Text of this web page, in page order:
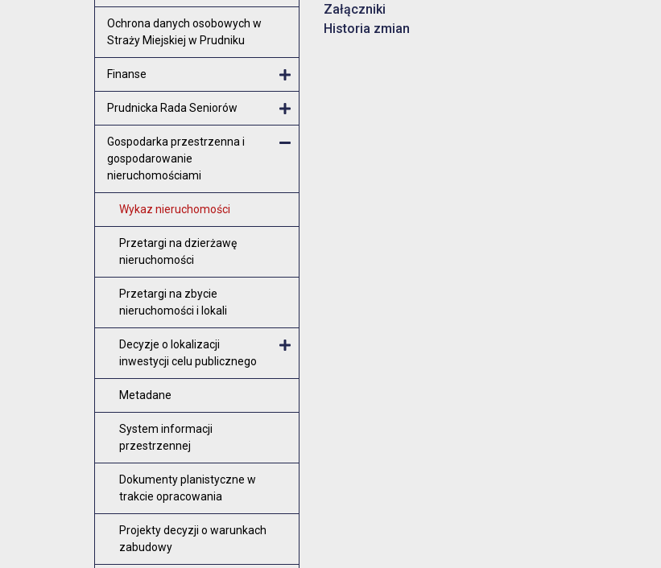
Ochrona danych osobowych w
Straży Miejskiej w Prudniku
Finanse
Prudnicka Rada Seniorów
Gospodarka przestrzenna i
gospodarowanie
nieruchomościami
Wykaz nieruchomości
Przetargi na dzierżawę
nieruchomości
Przetargi na zbycie
nieruchomości i lokali
Decyzje o lokalizacji
inwestycji celu publicznego
Metadane
System informacji
przestrzennej
Dokumenty planistyczne w
trakcie opracowania
Projekty decyzji o warunkach
zabudowy
Załączniki
Historia zmian